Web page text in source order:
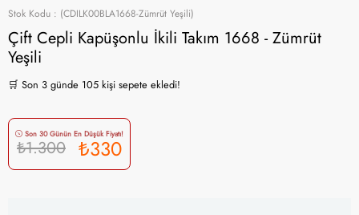
Stok Kodu (CDILK00BLA1668-Zümrüt Yeşili)
Çift Cepli Kapüşonlu İkili Takım 1668 - Zümrüt
Yeşili
👀 Son 24 saatte 3794 kişi görüntüledi!
Son 30 Günün En Düşük Fiyatı!
₺1.300 ₺330